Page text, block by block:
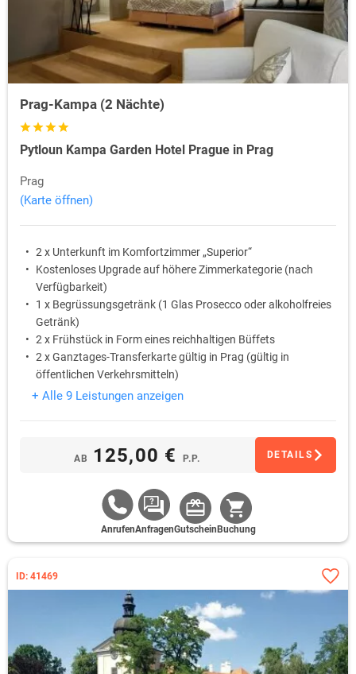
Prag-Kampa (2 Nächte)
Pytloun Kampa Garden Hotel Prague in Prag
Prag
(Karte öffnen)
2 x Unterkunft im Komfortzimmer „Superior“
Kostenloses Upgrade auf höhere Zimmerkategorie (nach
Verfügbarkeit)
1 x Begrüssungsgetränk (1 Glas Prosecco oder alkoholfreies
Getränk)
2 x Frühstück in Form eines reichhaltigen Büffets
2 x Ganztages-Transferkarte gültig in Prag (gültig in
öffentlichen Verkehrsmitteln)
30% Rabatt auf die Grund- und Familieneintrittskarte in das
+ Alle 9 Leistungen anzeigen
AB 125,00 € P.P. DETAILS
AnrufenAnfragenGutschein Buchung
ID: 41469